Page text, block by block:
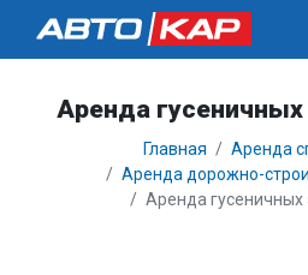
Аренда гусеничных
Главная
Аренда
Аренда дорожно-
Аренда гусеничных